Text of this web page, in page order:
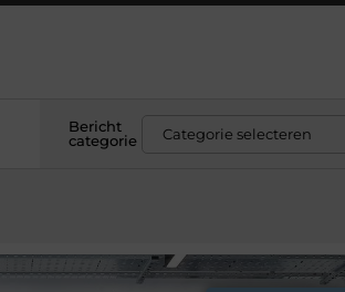
Bericht
categorie